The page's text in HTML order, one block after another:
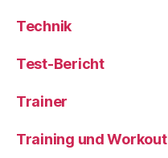
Technik
Test-Bericht
Trainer
Training und Workout